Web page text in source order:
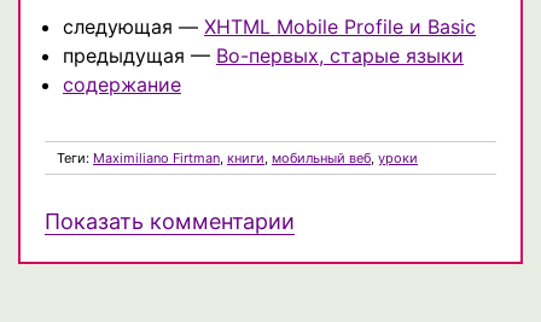
следующая — XHTML Mobile Profile и Basic
предыдущая — Во-первых, старые языки
содержание
Теги: Maximiliano Firtman, книги, мобильный веб, уроки
Показать комментарии